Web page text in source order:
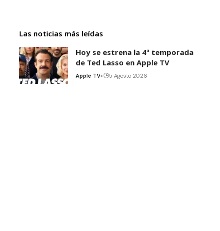
Las noticias más leídas
Hoy se estrena la 4ª temporada
de Ted Lasso en Apple TV
Apple TV+ 5 Agosto 2026